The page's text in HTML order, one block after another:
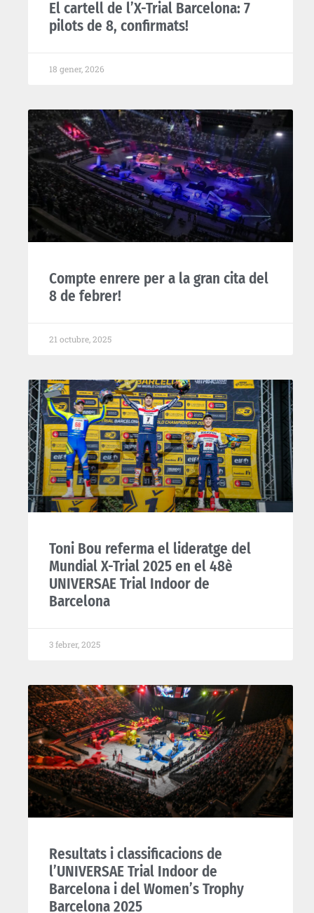
El cartell de l’X-Trial Barcelona: 7
pilots de 8, confirmats!
18 gener, 2026
Compte enrere per a la gran cita del
8 de febrer!
21 octubre, 2025
Toni Bou referma el lideratge del
Mundial X-Trial 2025 en el 48è
UNIVERSAE Trial Indoor de
Barcelona
3 febrer, 2025
Resultats i classificacions de
l’UNIVERSAE Trial Indoor de
Barcelona i del Women’s Trophy
Barcelona 2025